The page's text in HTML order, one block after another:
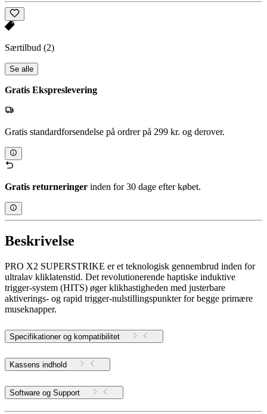
Særtilbud (2)
Se alle
Gratis Ekspreslevering
Gratis standardforsendelse på ordrer på 299 kr. og derover.
Gratis returneringer inden for 30 dage efter købet.
Beskrivelse
PRO X2 SUPERSTRIKE er et teknologisk gennembrud inden for
ultralav kliklatenstid. Det revolutionerende haptiske induktive
trigger-system (HITS) øger klikhastigheden med justerbare
aktiverings- og rapid trigger-nulstillingspunkter for begge primære
museknapper.
Specifikationer og kompatibilitet
Kassens indhold
Software og Support